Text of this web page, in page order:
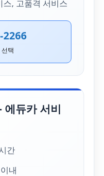
스, 고품격 서비스
2266
택
에듀카 서비
간
내